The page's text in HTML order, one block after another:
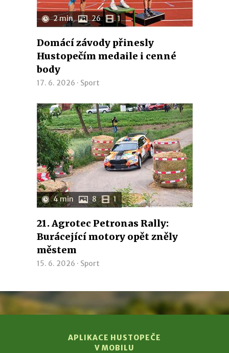
2 min 26 1
Domácí závody přinesly
Hustopečím medaile i cenné
body
17. 6. 2026 · Sport
4 min 8 1
21. Agrotec Petronas Rally:
Burácející motory opět zněly
městem
15. 6. 2026 · Sport
APLIKACE HUSTOPEČE
V MOBILU